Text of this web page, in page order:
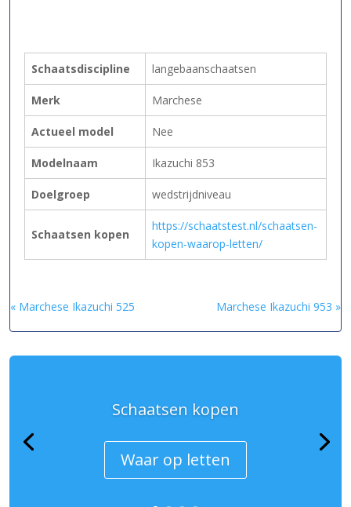
Schaatsdiscipline langebaanschaatsen
Merk Marchese
Actueel model Nee
Modelnaam Ikazuchi 853
Doelgroep wedstrijdniveau
Schaatsen kopen
https://schaatstest.nl/schaatsen-
kopen-waarop-letten/
« Marchese Ikazuchi 525 Marchese Ikazuchi 953 »
Schaatsen kopen
Waar op letten